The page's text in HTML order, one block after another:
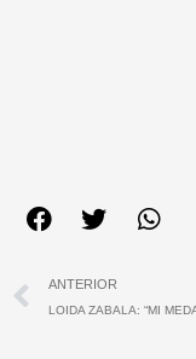
Ant
ANTERIOR